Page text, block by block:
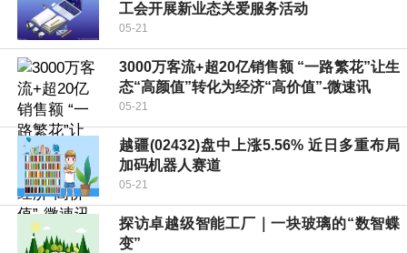
工会开展新业态关爱服务活动
05-21
3000万客流+超20亿销售额 “一路繁花”让生
态“高颜值”转化为经济“高价值”-微速讯
05-21
越疆(02432)盘中上涨5.56% 近日多重布局
加码机器人赛道
05-21
探访卓越级智能工厂｜一块玻璃的“数智蝶
变”